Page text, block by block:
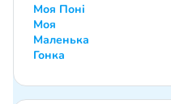
Моя Поні
Моя
Маленька
Гонка